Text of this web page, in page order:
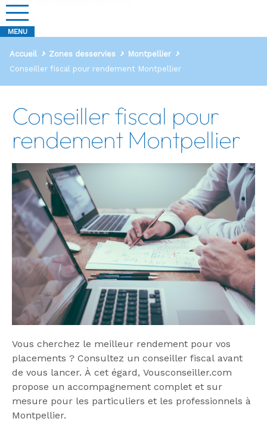
Accueil Zones desservies
Montpellier
Conseiller fiscal pour rendement Montpellier
Conseiller fiscal pour
rendement Montpellier
Vous cherchez le meilleur rendement pour vos
placements ? Consultez un conseiller fiscal avant
de vous lancer. À cet égard, Vousconseiller.com
propose un accompagnement complet et sur
mesure pour les particuliers et les professionnels à
Montpellier.